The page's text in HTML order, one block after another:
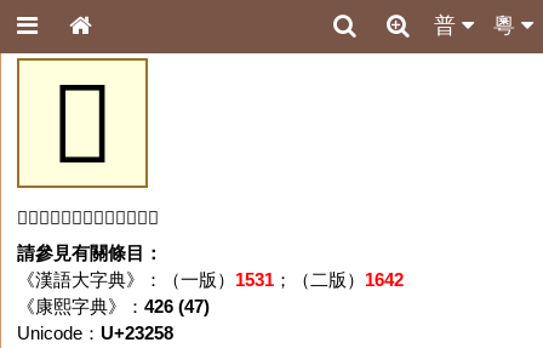
粵
普
𣉘
「𣉘」字未收錄於本資料庫。
請參見有關條目：
《漢語大字典》：（一版） 1531；（二版） 1642
《康熙字典》： 426 (47)
Unicode： U+23258